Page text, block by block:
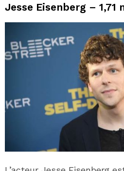
Jesse Eisenberg – 1,71